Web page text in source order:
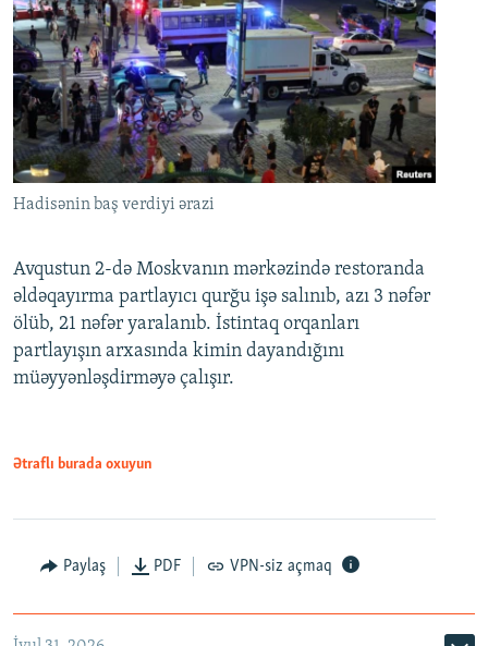
Hadisənin baş verdiyi ərazi
Avqustun 2-də Moskvanın mərkəzində restoranda
əldəqayırma partlayıcı qurğu işə salınıb, azı 3 nəfər
ölüb, 21 nəfər yaralanıb. İstintaq orqanları
partlayışın arxasında kimin dayandığını
müəyyənləşdirməyə çalışır.
Ətraflı burada oxuyun
Paylaş PDF VPN-siz açmaq